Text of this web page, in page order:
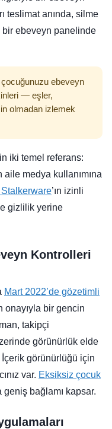
teslimat anında, silme
ebeveyn panelinde
ebeveyn
— eşler,
olmadan izlemek
iki temel referans:
aile medya kullanımına
’ın izinli
gizlilik yerine
Kontrolleri
Mart 2022’de gözetimli
onayıyla bir gencin
takipçi
görünürlük elde
görünürlüğü için
var. Eksiksiz çocuk
geniş bağlamı kapsar.